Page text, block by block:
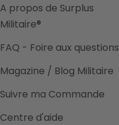
A propos de Surplus
Militaire®
FAQ - Foire aux questions
Magazine / Blog Militaire
Suivre ma Commande
Centre d'aide